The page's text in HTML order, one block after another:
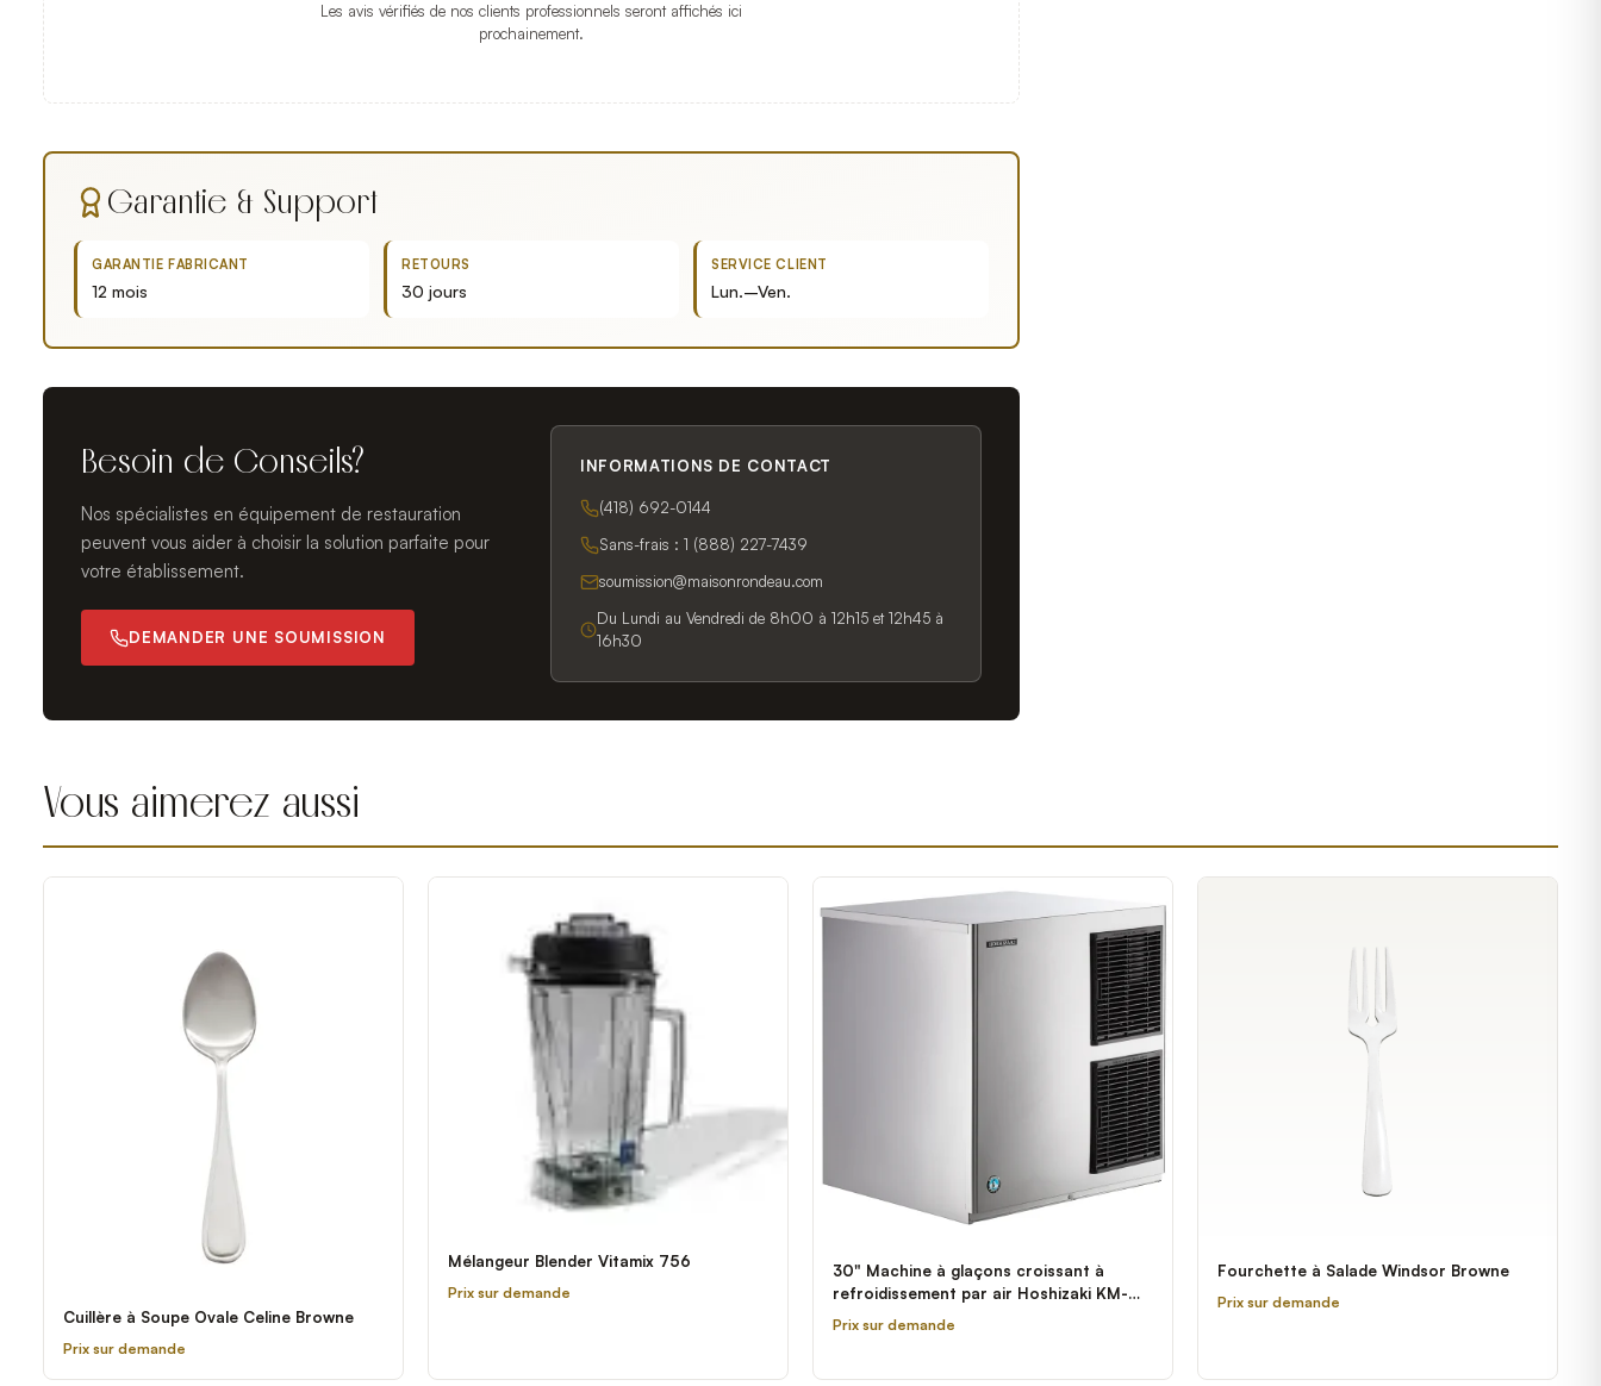
Les avis vérifiés de nos clients professionnels seront affichés ici
prochainement.
Garantie & Support
GARANTIE FABRICANT
12 mois
RETOURS
30 jours
SERVICE CLIENT
Lun.–Ven.
Besoin de Conseils?
Nos spécialistes en équipement de restauration
peuvent vous aider à choisir la solution parfaite pour
votre établissement.
DEMANDER UNE SOUMISSION
INFORMATIONS DE CONTACT
(418) 692-0144
Sans-frais : 1 (888) 227-7439
soumission@maisonrondeau.com
Du Lundi au Vendredi de 8h00 à 12h15 et 12h45 à
16h30
Vous aimerez aussi
Cuillère à Soupe Ovale Celine Browne
Prix sur demande
Mélangeur Blender Vitamix 756
Prix sur demande
30" Machine à glaçons croissant à
refroidissement par air Hoshizaki KM-
901MAJ - 950 lb.
Prix sur demande
Fourchette à Salade Windsor Browne
Prix sur demande